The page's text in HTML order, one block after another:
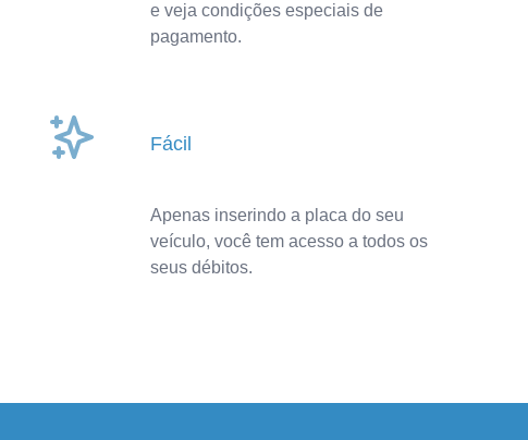
e veja condições especiais de
pagamento.
Fácil
Apenas inserindo a placa do seu
veículo, você tem acesso a todos os
seus débitos.